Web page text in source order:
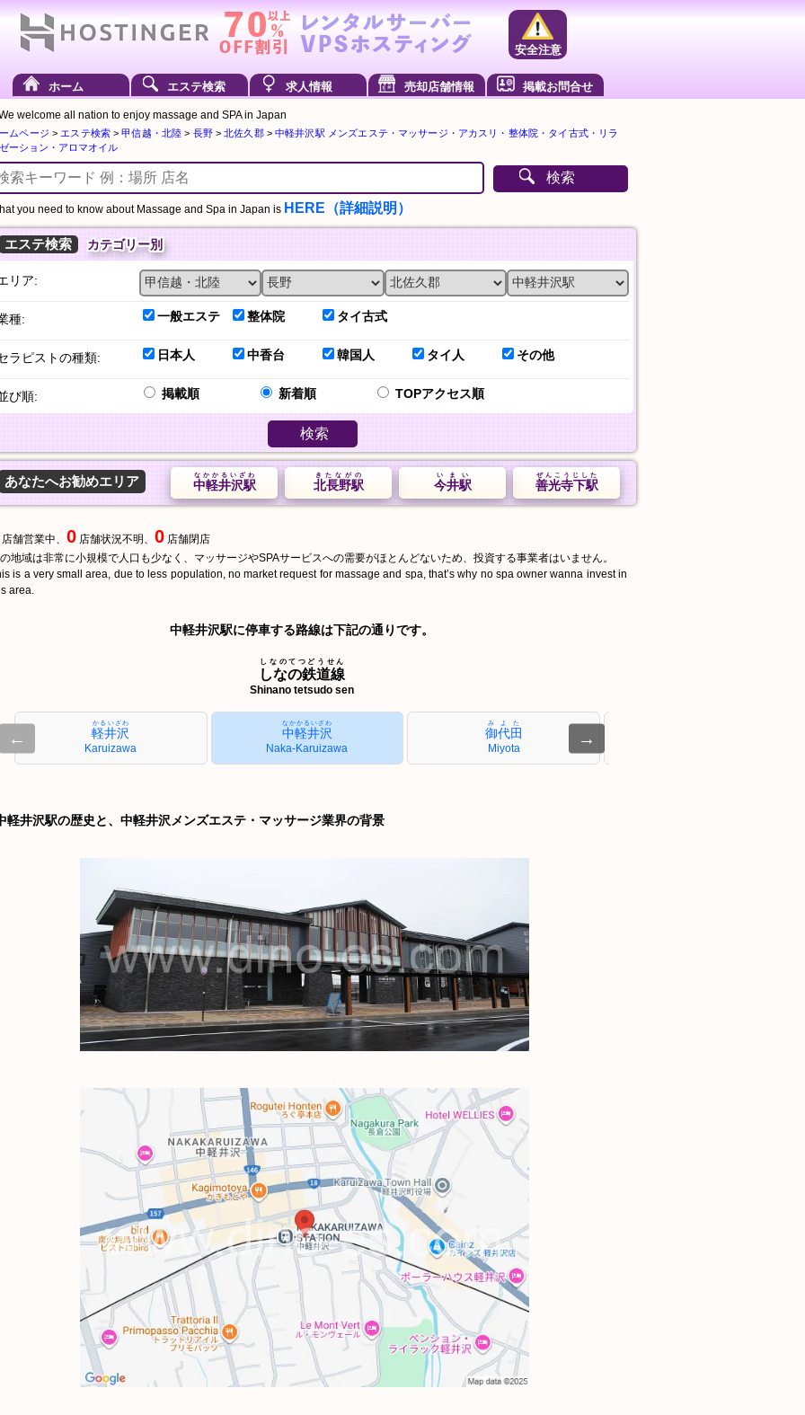
安全注意
ホーム エステ検索 求人情報 売却店舗情報 掲載お問合せ
welcome all nation to enjoy massage and SPA in Japan
ムページ > エステ検索>甲信越・北陸 > 長野>北佐久郡>中軽井沢駅 メンズエステ・マッサージ・アカスリ・整体院・タイ古式・リラ
ーション・アロマオイル
検索
you need to know about Massage and Spa in Japan is HERE（詳細説明）
エステ検索 カテゴリー別
リア:
種: 一般エステ 整体院 タイ古式
ラピストの種類: 日本人 中香台 韓国人 タイ人 その他
び順: 掲載順 新着順 TOPアクセス順
検索
あなたへお勧めエリア 善光寺下駅
ぜんこうじした
今井駅
いまい
北長野駅
きたながの
中軽井沢駅
なかかるいざわ
店舗営業中、 0 店舗状況不明、 0 店舗閉店
地域は非常に小規模で人口も少なく、マッサージやSPAサービスへの需要がほとんどないため、投資する事業者はいません。
is a very small area, due to less population, no market request for massage and spa, that’s why no spa owner wanna invest in
area.
中軽井沢駅に停車する路線は下記の通りです。
しなの鉄道線
しなのてつどうせん
Shinano tetsudo sen
← 軽井沢
かるいざわ
Karuizawa
中軽井沢
なかかるいざわ
Naka-Karuizawa
御代田
みよた
Miyota
→
軽井沢駅の歴史と、中軽井沢メンズエステ・マッサージ業界の背景